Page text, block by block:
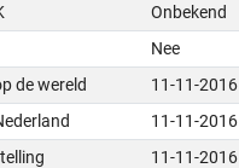
Onbekend
Nee
de wereld
11-11-2016
11-11-2016
11-11-2016